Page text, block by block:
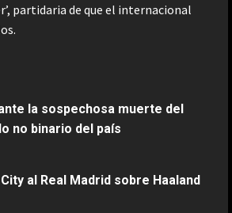
partidaria de que el internacional
la sospechosa muerte del
no binario del país
al Real Madrid sobre Haaland